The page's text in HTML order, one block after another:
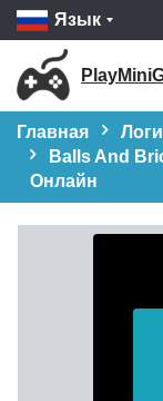
Язык
Главная
Balls And
Онлайн